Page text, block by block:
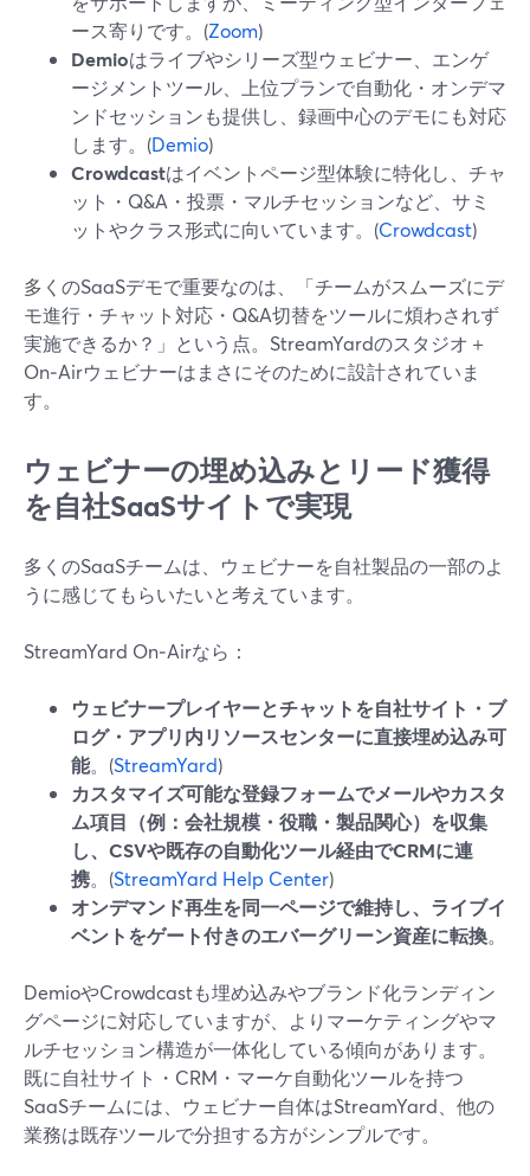
ース寄りです。(Zoom)
Demioはライブやシリーズ型ウェビナー、エンゲ
ージメントツール、上位プランで自動化・オンデマ
ンドセッションも提供し、録画中心のデモにも対応
します。(Demio)
Crowdcastはイベントページ型体験に特化し、チャ
ット・Q&A・投票・マルチセッションなど、サミ
ットやクラス形式に向いています。(Crowdcast)
多くのSaaSデモで重要なのは、「チームがスムーズにデ
モ進行・チャット対応・Q&A切替をツールに煩わされず
実施できるか？」という点。StreamYardのスタジオ＋
On‑Airウェビナーはまさにそのために設計されていま
す。
ウェビナーの埋め込みとリード獲得
を自社SaaSサイトで実現
多くのSaaSチームは、ウェビナーを自社製品の一部のよ
うに感じてもらいたいと考えています。
StreamYard On‑Airなら：
ウェビナープレイヤーとチャットを自社サイト・ブ
ログ・アプリ内リソースセンターに直接埋め込み可
能。(StreamYard)
カスタマイズ可能な登録フォームでメールやカスタ
ム項目（例：会社規模・役職・製品関心）を収集
し、CSVや既存の自動化ツール経由でCRMに連
携。(StreamYard Help Center)
オンデマンド再生を同一ページで維持し、ライブイ
ベントをゲート付きのエバーグリーン資産に転換。
DemioやCrowdcastも埋め込みやブランド化ランディン
グページに対応していますが、よりマーケティングやマ
ルチセッション構造が一体化している傾向があります。
既に自社サイト・CRM・マーケ自動化ツールを持つ
SaaSチームには、ウェビナー自体はStreamYard、他の
業務は既存ツールで分担する方がシンプルです。